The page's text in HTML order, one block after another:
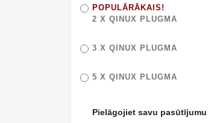
POPULĀRĀKAIS!
2 X QINUX PLUGMA
3 X QINUX PLUGMA
5 X QINUX PLUGMA
Pielāgojiet savu pasūtījumu